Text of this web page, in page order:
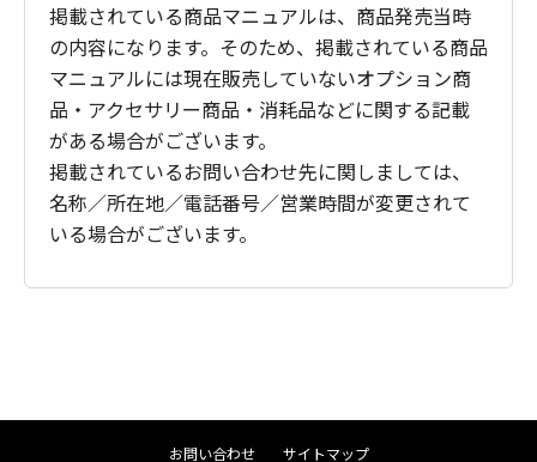
掲載されている商品マニュアルは、商品発売当時
の内容になります。そのため、掲載されている商品
マニュアルには現在販売していないオプション商
品・アクセサリー商品・消耗品などに関する記載
がある場合がございます。
掲載されているお問い合わせ先に関しましては、
名称／所在地／電話番号／営業時間が変更されて
いる場合がございます。
お問い合わせ サイトマップ